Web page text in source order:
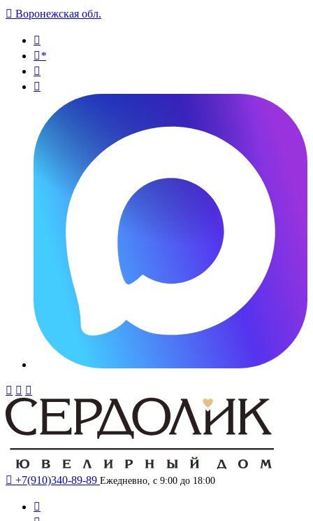
 Воронежская обл.

*


  
 +7(910)340-89-89 Ежедневно, с 9:00 до 18:00
